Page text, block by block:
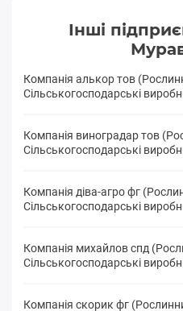
Інші
Компанія алькор тов
Сільськогосподарські
Компанія виноградар тов
Сільськогосподарські
Компанія діва-агро фг
Сільськогосподарські
Компанія михайлов спд
Сільськогосподарські
Компанія скорик фг